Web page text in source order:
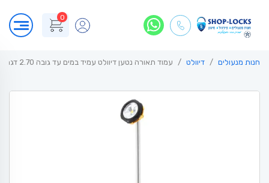
0
חנות מנעולים דיוולט עמוד תאורה נטען דיוולט עמיד במים עד גובה 2.70 דגם DeWALT DCL079N